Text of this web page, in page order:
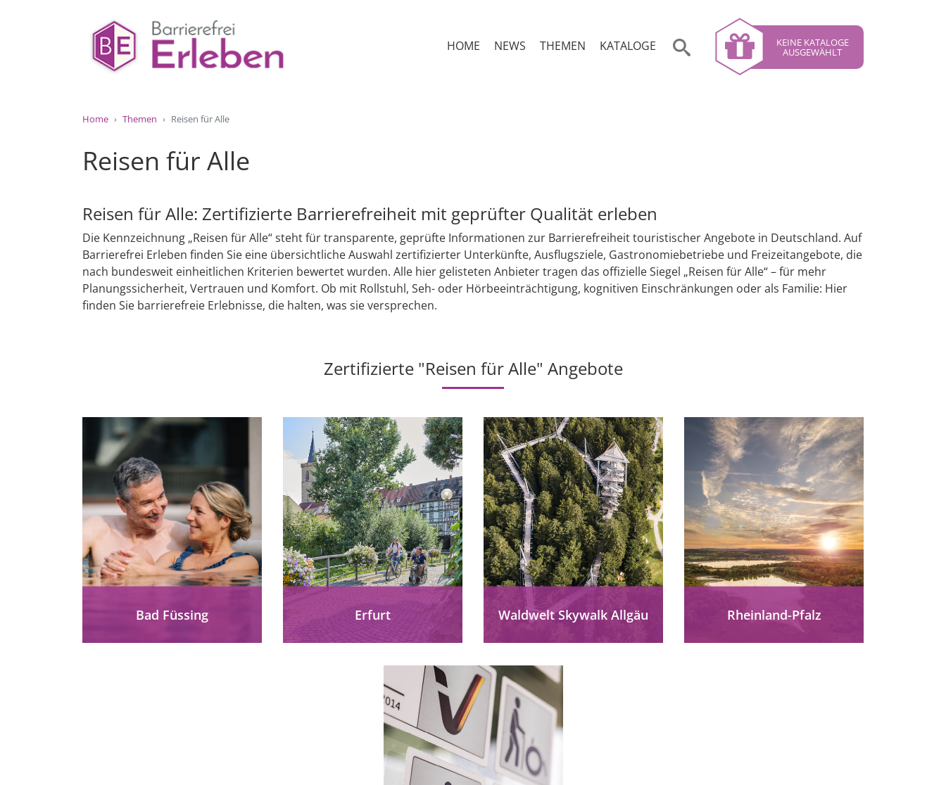
HOME NEWS THEMEN KATALOGE KEINE KATALOGE
AUSGEWÄHLT
Home Themen Reisen für Alle
Reisen für Alle
Reisen für Alle: Zertifizierte Barrierefreiheit mit geprüfter Qualität erleben
Die Kennzeichnung „Reisen für Alle“ steht für transparente, geprüfte Informationen zur Barrierefreiheit touristischer Angebote in Deutschland. Auf
Barrierefrei Erleben finden Sie eine übersichtliche Auswahl zertifizierter Unterkünfte, Ausflugsziele, Gastronomiebetriebe und Freizeitangebote, die
nach bundesweit einheitlichen Kriterien bewertet wurden. Alle hier gelisteten Anbieter tragen das offizielle Siegel „Reisen für Alle“ – für mehr
Planungssicherheit, Vertrauen und Komfort. Ob mit Rollstuhl, Seh- oder Hörbeeinträchtigung, kognitiven Einschränkungen oder als Familie: Hier
finden Sie barrierefreie Erlebnisse, die halten, was sie versprechen.
Zertifizierte "Reisen für Alle" Angebote
Bad Füssing Erfurt
Mittelalterliche Altstadt,
Krämerbrücke, UNESCO-
Welterbe, Petersberg und
inklusive Stadttouren für alle.
mehr erfahren
Waldwelt Skywalk Allgäu
barrierefrei erleben:
Baumwipfelpfad mit Aufzug,
Aussichtsturm,
Integrationsbetrieb &
Zertifikat Reisen für Alle in
Scheidegg.
mehr erfahren
Rheinland-Pfalz